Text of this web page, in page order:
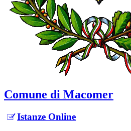
Comune di Macomer
Istanze Online